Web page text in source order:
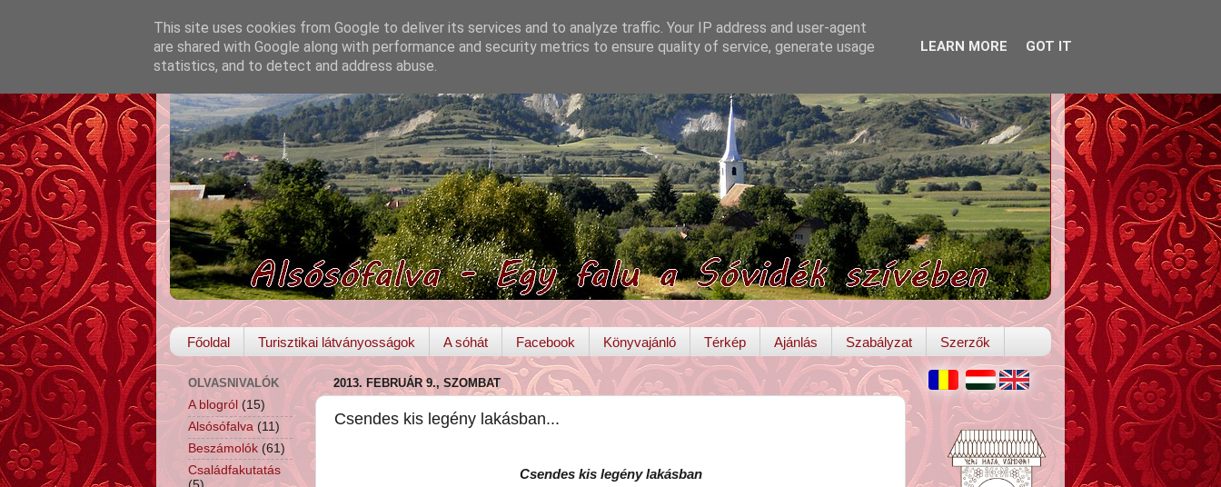
Főoldal Turisztikai látványosságok A sóhát Facebook Könyvajánló Térkép Ajánlás Szabályzat Szerzők
2013. FEBRUÁR 9., SZOMBAT
Csendes kis legény lakásban...
Csendes kis legény lakásban
OLVASNIVALÓK
A blogról (15)
Alsósófalva (11)
Beszámolók (61)
Családfakutatás
This site uses cookies from Google to deliver its services and to analyze traffic. Your IP address and user-agent
are shared with Google along with performance and security metrics to ensure quality of service, generate usage
statistics, and to detect and address abuse.
LEARN MORE GOT IT